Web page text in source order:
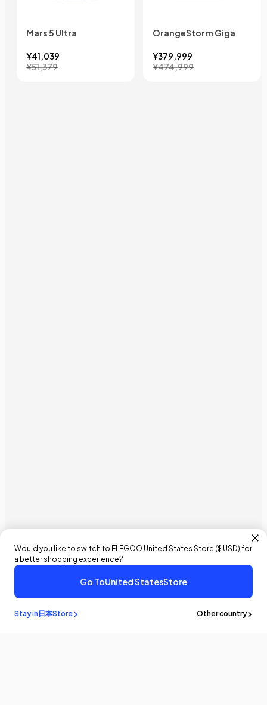
Mars 5 Ultra
¥41,039
¥51,379
OrangeStorm Giga
¥379,999
¥474,999
Would you like to switch to ELEGOO United States Store ($ USD) for
a better shopping experience?
Go ToUnited StatesStore
Stay in日本Store Other country